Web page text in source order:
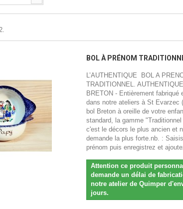
BOL À PRÉNOM
L’AUTHENTIQUE BOL A
TRADITIONNEL.
BRETON - Entièrement fabriqué
dans notre ateliers à St Evarzec
bol Breton à oreille de votre
standard, la gamme
c'est le décors le plus ancien et
demande la plus forte.nb. :
prénom puis enregistrez et
Attention ce produit
demande un délai de
notre atelier de Quimper
jours.